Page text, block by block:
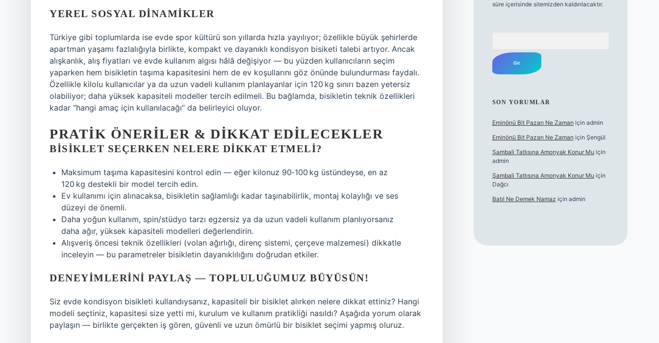
YEREL SOSYAL DINAMIKLER
Türkiye gibi toplumlarda ise evde spor kültürü son yıllarda hızla yayılıyor; özellikle büyük şehirlerde
apartman yaşamı fazlalığıyla birlikte, kompakt ve dayanıklı kondisyon bisiketi talebi artıyor. Ancak
alışkanlık, alış fiyatları ve evde kullanım algısı hâlâ değişiyor — bu yüzden kullanıcıların seçim
yaparken hem bisikletin taşıma kapasitesini hem de ev koşullarını göz önünde bulundurması faydalı.
Özellikle kilolu kullanıcılar ya da uzun vadeli kullanım planlayanlar için 120 kg sınırı bazen yetersiz
olabiliyor; daha yüksek kapasiteli modeller tercih edilmeli. Bu bağlamda, bisikletin teknik özellikleri
kadar “hangi amaç için kullanılacağı” da belirleyici oluyor.
PRATIK ÖNERILER & DIKKAT EDILECEKLER
BISIKLET SEÇERKEN NELERE DIKKAT ETMELI?
Maksimum taşıma kapasitesini kontrol edin — eğer kilonuz 90‑100 kg üstündeyse, en az
120 kg destekli bir model tercih edin.
Ev kullanımı için alınacaksa, bisikletin sağlamlığı kadar taşınabilirlik, montaj kolaylığı ve ses
düzeyi de önemli.
Daha yoğun kullanım, spin/stüdyo tarzı egzersiz ya da uzun vadeli kullanım planlıyorsanız
daha ağır, yüksek kapasiteli modelleri değerlendirin.
Alışveriş öncesi teknik özellikleri (volan ağırlığı, direnç sistemi, çerçeve malzemesi) dikkatle
inceleyin — bu parametreler bisikletin dayanıklılığını doğrudan etkiler.
DENEYIMLERINI PAYLAŞ — TOPLULUĞUMUZ BÜYÜSÜN!
Siz evde kondisyon bisikleti kullandıysanız, kapasiteli bir bisiklet alırken nelere dikkat ettiniz? Hangi
modeli seçtiniz, kapasitesi size yetti mi, kurulum ve kullanım pratikliği nasıldı? Aşağıda yorum olarak
paylaşın — birlikte gerçekten iş gören, güvenli ve uzun ömürlü bir bisiklet seçimi yapmış oluruz.
süre içerisinde sitemizden kaldırılacaktır.
SON YORUMLAR
Eminönü Bit Pazarı Ne Zaman için admin
Eminönü Bit Pazarı Ne Zaman için Şengül
Şambali Tatlısına Amonyak Konur Mu için
admin
Şambali Tatlısına Amonyak Konur Mu için
Dağcı
Batıl Ne Demek Namaz için admin